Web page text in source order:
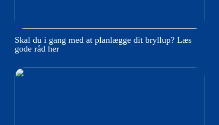
Skal du i gang med at planlægge dit bryllup? Læs
gode råd her